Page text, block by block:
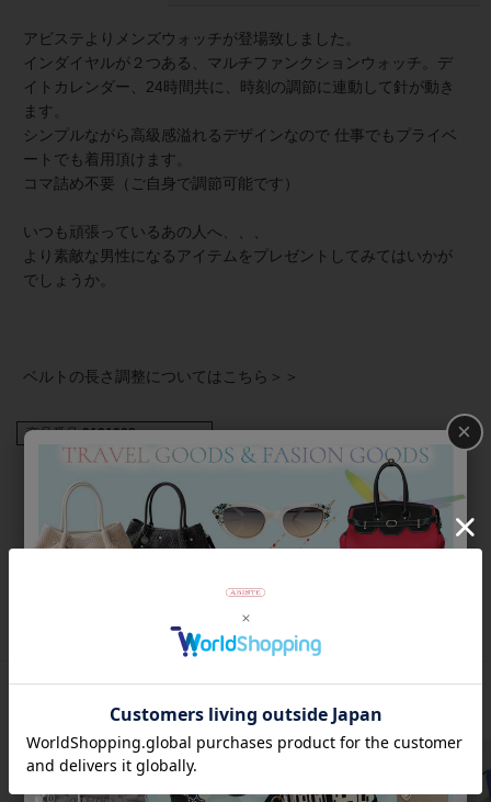
アビステよりメンズウォッチが登場致しました。
インダイヤルが２つある、マルチファンクションウォッチ。デ
イトカレンダー、24時間共に、時刻の調節に連動して針が動き
ます。
シンプルながら高級感溢れるデザインなので 仕事でもプライベ
ートでも着用頂けます。
コマ詰め不要（ご自身で調節可能です）
いつも頑張っているあの人へ、、、
より素敵な男性になるアイテムをプレゼントしてみてはいかが
でしょうか。
ベルトの長さ調整については こちら＞＞
商品番号 9191008 ×